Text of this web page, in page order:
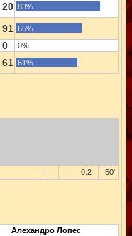
20 83%
91 65%
0
0%
61 61%
0:2 50'
Алехандро Лопес